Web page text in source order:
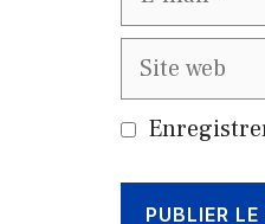
mail
Site
web